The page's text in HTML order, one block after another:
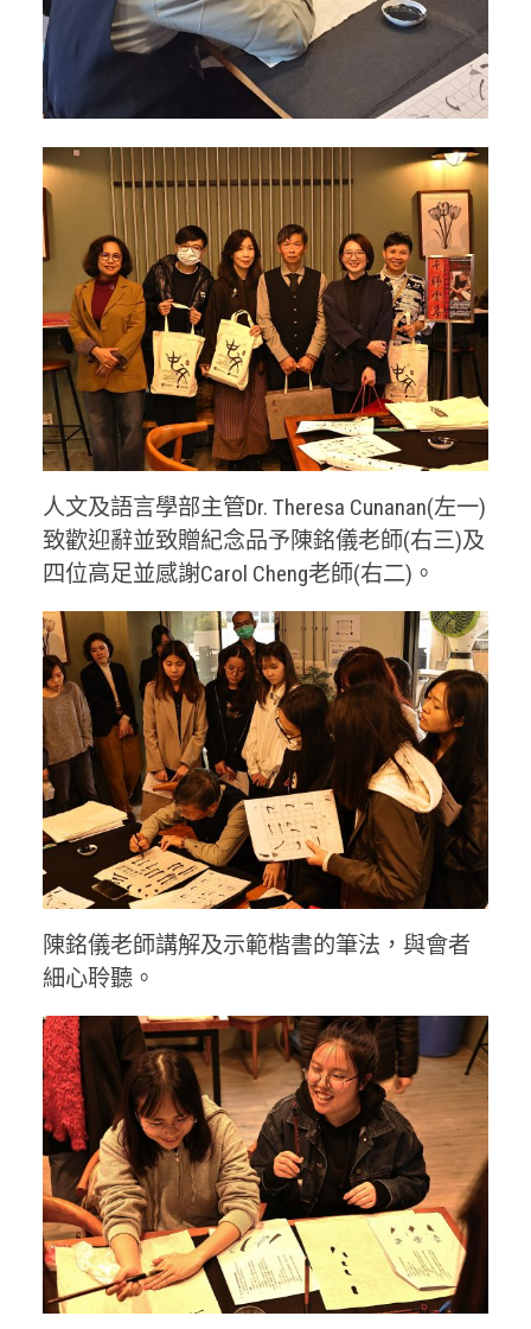
人文及語言學部主管Dr. Theresa Cunanan(左一)
致歡迎辭並致贈紀念品予陳銘儀老師(右三)及
四位高足並感謝Carol Cheng老師(右二)。
陳銘儀老師講解及示範楷書的筆法，與會者
細心聆聽。